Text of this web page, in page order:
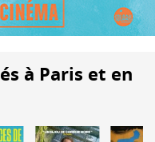
à Paris et en